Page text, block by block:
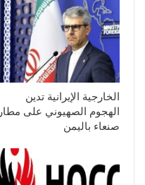
الخارجية الإيرانية تدين
الهجوم الصهيوني على مطار
صنعاء باليمن